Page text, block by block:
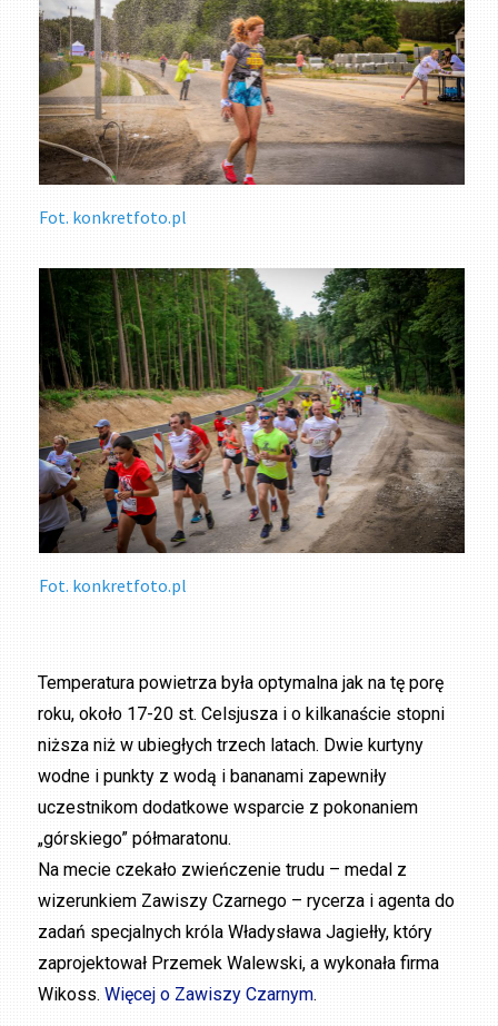
Fot. konkretfoto.pl
Fot. konkretfoto.pl
Temperatura powietrza była optymalna jak na tę porę
roku, około 17-20 st. Celsjusza i o kilkanaście stopni
niższa niż w ubiegłych trzech latach. Dwie kurtyny
wodne i punkty z wodą i bananami zapewniły
uczestnikom dodatkowe wsparcie z pokonaniem
„górskiego” półmaratonu.
Na mecie czekało zwieńczenie trudu – medal z
wizerunkiem Zawiszy Czarnego – rycerza i agenta do
zadań specjalnych króla Władysława Jagiełły, który
zaprojektował Przemek Walewski, a wykonała firma
Wikoss.Więcej o Zawiszy Czarnym.